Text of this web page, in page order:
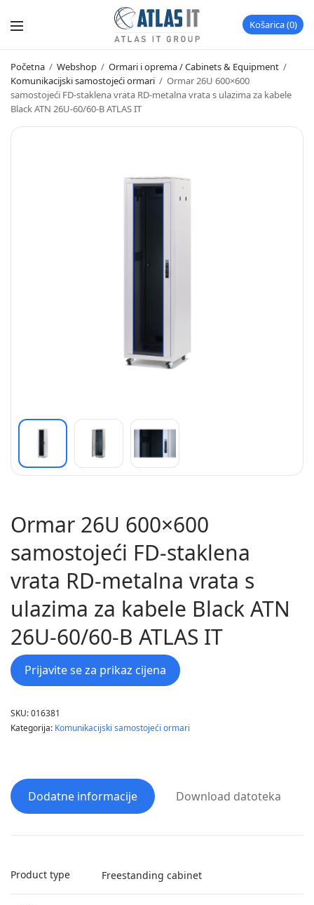
Košarica 0
Početna / Webshop / Ormari i oprema / Cabinets & Equipment /
Komunikacijski samostojeći ormari / Ormar 26U 600×600
samostojeći FD-staklena vrata RD-metalna vrata s ulazima za kabele
Black ATN 26U-60/60-B ATLAS IT
Ormar 26U 600×600
samostojeći FD-staklena
vrata RD-metalna vrata s
ulazima za kabele Black ATN
26U-60/60-B ATLAS IT
Prijavite se za prikaz cijena
SKU:016381
Kategorija: Komunikacijski samostojeći ormari
Dodatne informacije Download datoteka
Product type Freestanding cabinet